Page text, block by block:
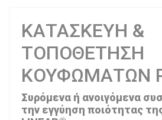
ΚΑΤΑΣΚΕΥΗ &
ΤΟΠΟΘΕΤΗΣΗ
ΚΟΥΦΩΜΑΤΩΝ
Συρόμενα ή ανοιγόμενα
την εγγύηση ποιότητας